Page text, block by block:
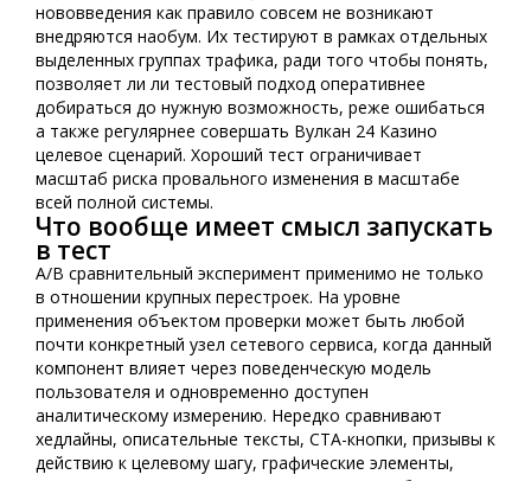
нововведения как правило совсем не возникают
внедряются наобум. Их тестируют в рамках отдельных
выделенных группах трафика, ради того чтобы понять,
позволяет ли ли тестовый подход оперативнее
добираться до нужную возможность, реже ошибаться
а также регулярнее совершать Вулкан 24 Казино
целевое сценарий. Хороший тест ограничивает
масштаб риска провального изменения в масштабе
всей полной системы.
Что вообще имеет смысл запускать
в тест
A/B сравнительный эксперимент применимо не только
в отношении крупных перестроек. На уровне
применения объектом проверки может быть любой
почти конкретный узел сетевого сервиса, когда данный
компонент влияет через поведенческую модель
пользователя и одновременно доступен
аналитическому измерению. Нередко сравнивают
хедлайны, описательные тексты, CTA-кнопки, призывы к
действию к целевому шагу, графические элементы,